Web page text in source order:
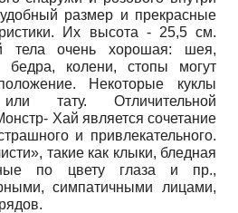
размер и прекрасные
Их высота - 25,5 см.
тела очень хорошая: шея,
бедра, колени, стопы могут
Некоторые куклы
тату. Отличительной
Хай является сочетание
и привлекательного.
такие как клыки, бледная
по цвету глаза и пр.,
симпатичными лицами,